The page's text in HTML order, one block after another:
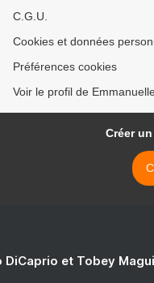
C.G.U.
Cookies et données
Préférences cookies
Voir le profil de
Créer
DiCaprio et Tobey